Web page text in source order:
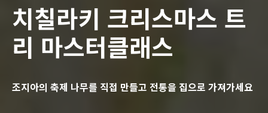
치칠라키 크리스마스 트
리 마스터클래스
조지아의 축제 나무를 직접 만들고 전통을 집으로 가져가세요